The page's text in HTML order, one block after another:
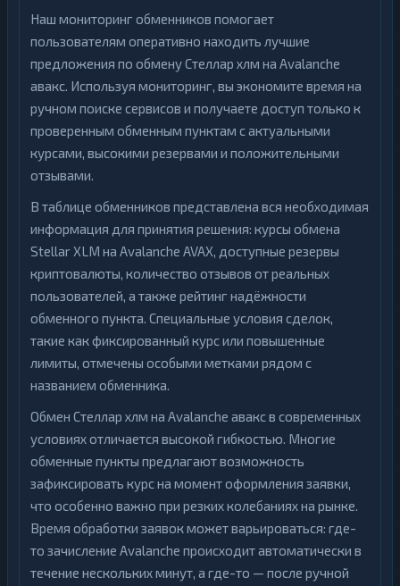
Наш мониторинг обменников помогает
пользователям оперативно находить лучшие
предложения по обмену Стеллар хлм на Avalanche
авакс. Используя мониторинг, вы экономите время на
ручном поиске сервисов и получаете доступ только к
проверенным обменным пунктам с актуальными
курсами, высокими резервами и положительными
отзывами.
В таблице обменников представлена вся необходимая
информация для принятия решения: курсы обмена
Stellar XLM на Avalanche AVAX, доступные резервы
криптовалюты, количество отзывов от реальных
пользователей, а также рейтинг надёжности
обменного пункта. Специальные условия сделок,
такие как фиксированный курс или повышенные
лимиты, отмечены особыми метками рядом с
названием обменника.
Обмен Стеллар хлм на Avalanche авакс в современных
условиях отличается высокой гибкостью. Многие
обменные пункты предлагают возможность
зафиксировать курс на момент оформления заявки,
что особенно важно при резких колебаниях на рынке.
Время обработки заявок может варьироваться: где-
то зачисление Avalanche происходит автоматически в
течение нескольких минут, а где-то — после ручной